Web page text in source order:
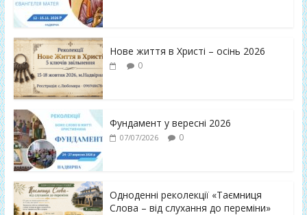
Нове життя в Христі – осінь 2026
0
Фундамент у вересні 2026
07/07/2026 0
Одноденні реколекції «Таємниця
Слова – від слухання до переміни»